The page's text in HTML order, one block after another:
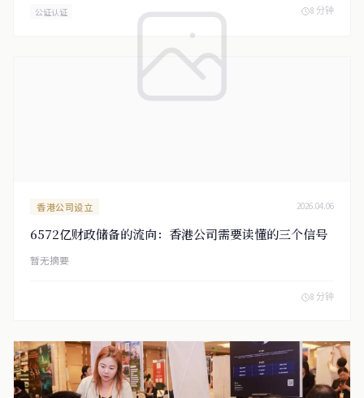
公证认证 8 分钟
香港公司设立 2026.04.06
6572亿财政储备的流向：香港公司需要读懂的三个信号
暂无摘要
8 分钟